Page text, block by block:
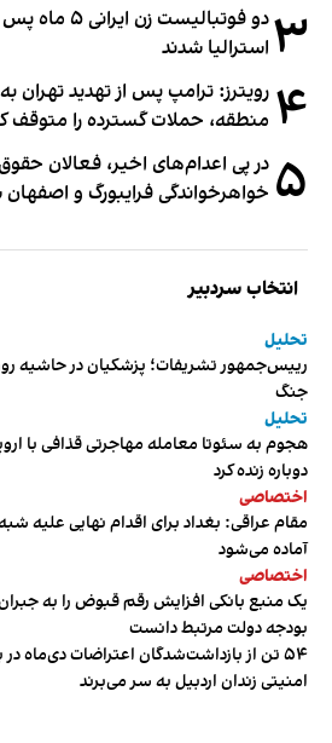
۳
دو فوتبالیست
استرالیا شدند
۴ رویترز: ترامپ پس از تهدید
منطقه، حملات گسترده را متوقف
۵ در پی اعدام‌های اخیر، فعالان
خواهرخواندگی فرایبورگ و
انتخاب سردبیر
تحلیل
رییس‌جمهور تشریفات؛ پزشکیان در حاشیه
جنگ
تحلیل
هجوم به سئوتا معامله مهاجرتی قذافی با
دوباره زنده کرد
اختصاصی
مقام عراقی: بغداد برای اقدام نهایی علیه
آماده می‌شود
اختصاصی
یک منبع بانکی افزایش رقم قبوض را به
بودجه دولت مرتبط دانست
۵۴ تن از بازداشت‌شدگان اعتراضات دی‌ماه در
امنیتی زندان اردبیل به سر می‌برند